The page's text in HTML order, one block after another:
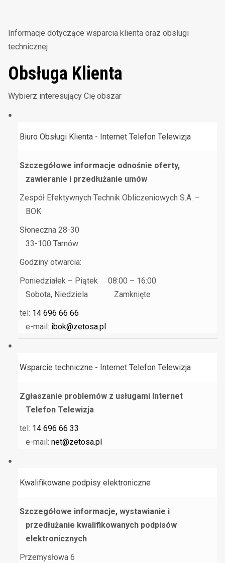
Informacje dotyczące wsparcia klienta oraz obsługi
technicznej
Obsługa Klienta
Wybierz interesujący Cię obszar
Biuro Obsługi Klienta - Internet Telefon Telewizja
Szczegółowe informacje odnośnie oferty,
zawieranie i przedłużanie umów
Zespół Efektywnych Technik Obliczeniowych S.A. –
BOK
Słoneczna 28-30
33-100 Tarnów
Godziny otwarcia:
Poniedziałek – Piątek 08:00 – 16:00
Sobota, Niedziela Zamknięte
tel: 14 696 66 66
e-mail: ibok@zetosa.pl
Wsparcie techniczne - Internet Telefon Telewizja
Zgłaszanie problemów z usługami Internet
Telefon Telewizja
tel: 14 696 66 33
e-mail: net@zetosa.pl
Kwalifikowane podpisy elektroniczne
Szczegółowe informacje, wystawianie i
przedłużanie kwalifikowanych podpisów
elektronicznych
Przemysłowa 6